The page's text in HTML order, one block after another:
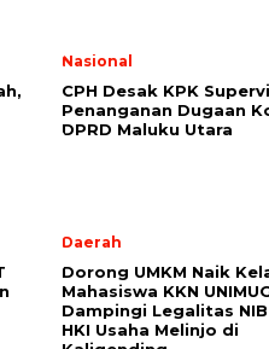
Nasional
CPH Desak KPK
Penanganan Dugaan
DPRD Maluku Utara
Daerah
Dorong UMKM Naik
Mahasiswa KKN
Dampingi Legalitas
HKI Usaha Melinjo di